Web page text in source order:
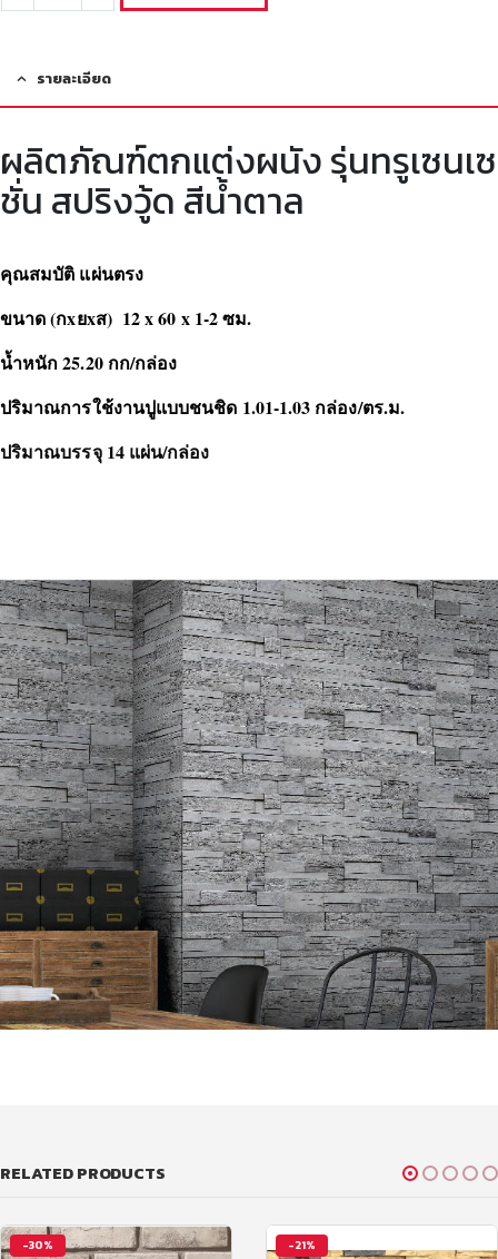
รายละเอียด
ผลิตภัณฑ์ตกแต่งผนัง รุ่นทรูเซนเซ
ชั่น สปริงวู้ด สีน้ำตาล
คุณสมบัติ แผ่นตรง
ขนาด (กxยxส) 12 x 60 x 1-2 ซม.
น้ำหนัก 25.20 กก/กล่อง
ปริมาณการใช้งานปูแบบชนชิด 1.01-1.03 กล่อง/ตร.ม.
ปริมาณบรรจุ 14 แผ่น/กล่อง
RELATED PRODUCTS
-30% -21%